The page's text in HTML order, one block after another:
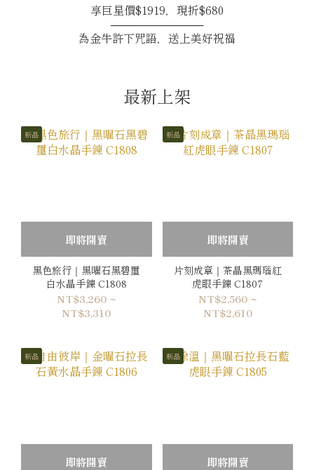
享巨星價$1919，現折$680
────────────
為金牛許下咒語，送上美好祝福
最新上架
新品
即將開賣
黑色旅行｜黑曜石黑碧璽
白水晶手鍊 C1808
NT$3,260 ~
NT$3,310
新品
即將開賣
片刻成章｜茶晶黑瑪瑙紅
虎眼手鍊 C1807
NT$2,560 ~
NT$2,610
新品
即將開賣
新品
即將開賣